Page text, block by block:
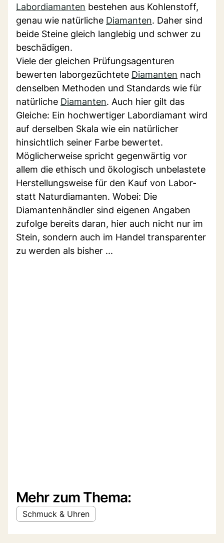
Labordiamanten bestehen aus Kohlenstoff,
genau wie natürliche Diamanten. Daher sind
beide Steine gleich langlebig und schwer zu
beschädigen.
Viele der gleichen Prüfungsagenturen
bewerten laborgezüchtete Diamanten nach
denselben Methoden und Standards wie für
natürliche Diamanten. Auch hier gilt das
Gleiche: Ein hochwertiger Labordiamant wird
auf derselben Skala wie ein natürlicher
hinsichtlich seiner Farbe bewertet.
Möglicherweise spricht gegenwärtig vor
allem die ethisch und ökologisch unbelastete
Herstellungsweise für den Kauf von Labor-
statt Naturdiamanten. Wobei: Die
Diamantenhändler sind eigenen Angaben
zufolge bereits daran, hier auch nicht nur im
Stein, sondern auch im Handel transparenter
zu werden als bisher ...
Mehr zum Thema:
Schmuck & Uhren